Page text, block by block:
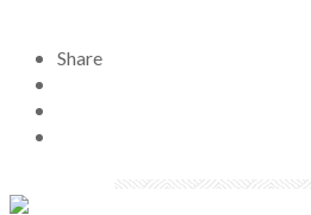
Share